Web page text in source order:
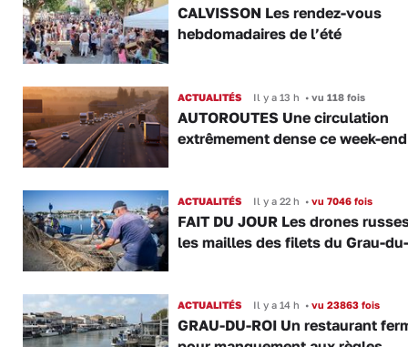
CALVISSON Les rendez-vous
hebdomadaires de l’été
ACTUALITÉS Il y a 13 h •vu 118 fois
AUTOROUTES Une circulation
extrêmement dense ce week-end
ACTUALITÉS Il y a 22 h •vu 7046 fois
FAIT DU JOUR Les drones
les mailles des filets du Grau-
ACTUALITÉS Il y a 14 h •vu 23863 fois
GRAU-DU-ROI Un restaurant